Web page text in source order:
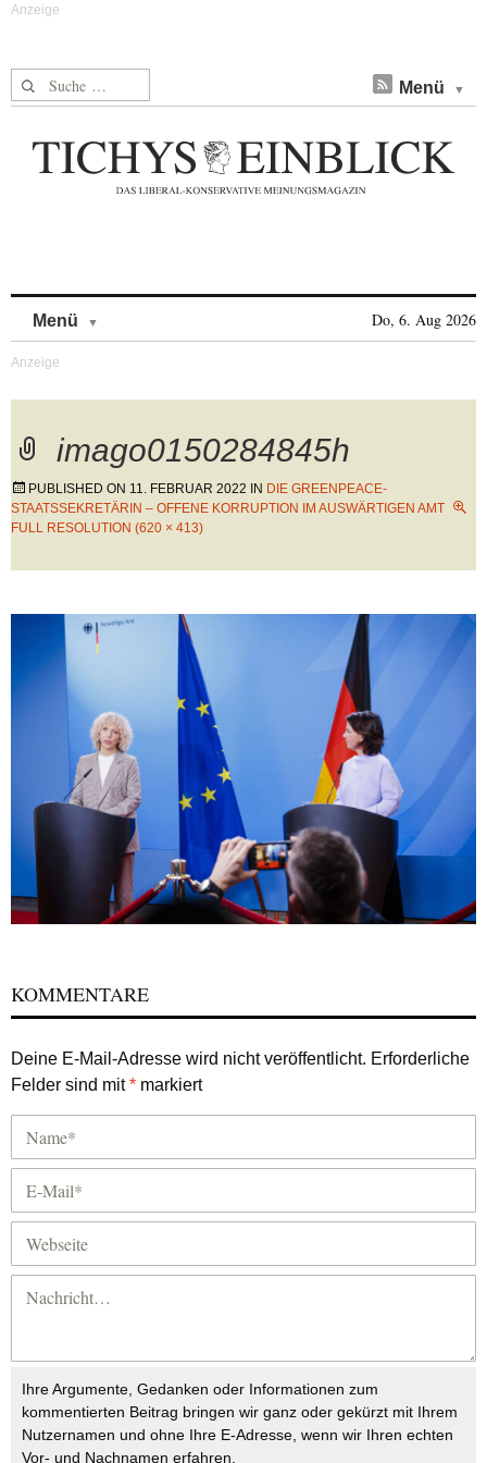
Suche nach: Menü
Menü Do, 6. Aug 2026
imago0150284845h
PUBLISHED ON 11. FEBRUAR 2022 IN DIE GREENPEACE-
STAATSSEKRETÄRIN – OFFENE KORRUPTION IM AUSWÄRTIGEN AMT
FULL RESOLUTION (620 × 413)
KOMMENTARE
Deine E-Mail-Adresse wird nicht veröffentlicht. Erforderliche
Felder sind mit* markiert
Ihre Argumente, Gedanken oder Informationen zum
kommentierten Beitrag bringen wir ganz oder gekürzt mit Ihrem
Nutzernamen und ohne Ihre E-Adresse, wenn wir Ihren echten
Vor- und Nachnamen erfahren.